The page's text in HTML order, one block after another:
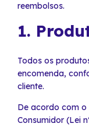
reembolsos.
1.
Todos os
encomenda,
cliente.
De acordo com o
Consumidor (Lei